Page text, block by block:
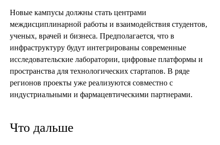
Новые кампусы должны стать центрами
междисциплинарной работы и взаимодействия студентов,
ученых, врачей и бизнеса. Предполагается, что в
инфраструктуру будут интегрированы современные
исследовательские лаборатории, цифровые платформы и
пространства для технологических стартапов. В ряде
регионов проекты уже реализуются совместно с
индустриальными и фармацевтическими партнерами.
Что дальше